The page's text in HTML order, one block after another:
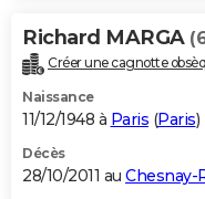
Richard MARGA
Créer une cagnotte
Naissance
11/12/1948 à Paris (Paris)
Décès
28/10/2011 au Chesnay-